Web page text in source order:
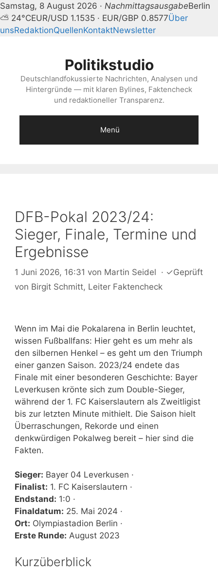
Samstag, 8 August 2026 · NachmittagsausgabeBerlin
⛅ 24°CEUR/USD 1.1535 · EUR/GBP 0.8577Über
unsRedaktionQuellenKontaktNewsletter
Politikstudio
Deutschlandfokussierte Nachrichten, Analysen und
Hintergründe — mit klaren Bylines, Faktencheck
und redaktioneller Transparenz.
Menü
DFB-Pokal 2023/24:
Sieger, Finale, Termine und
Ergebnisse
1 Juni 2026, 16:31 von Martin Seidel · ✓Geprüft
von Birgit Schmitt, Leiter Faktencheck
Wenn im Mai die Pokalarena in Berlin leuchtet,
wissen Fußballfans: Hier geht es um mehr als
den silbernen Henkel – es geht um den Triumph
einer ganzen Saison. 2023/24 endete das
Finale mit einer besonderen Geschichte: Bayer
Leverkusen krönte sich zum Double-Sieger,
während der 1. FC Kaiserslautern als Zweitligist
bis zur letzten Minute mithielt. Die Saison hielt
Überraschungen, Rekorde und einen
denkwürdigen Pokalweg bereit – hier sind die
Fakten.
Sieger: Bayer 04 Leverkusen ·
Finalist: 1. FC Kaiserslautern ·
Endstand: 1:0 ·
Finaldatum: 25. Mai 2024 ·
Ort: Olympiastadion Berlin ·
Erste Runde: August 2023
Kurzüberblick